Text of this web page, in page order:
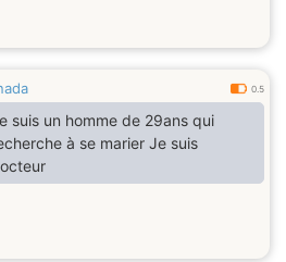
0.5
suis un homme de 29ans qui
à se marier Je suis